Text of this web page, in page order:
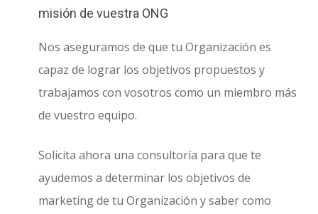
misión de vuestra ONG
Nos aseguramos de que tu Organización es
capaz de lograr los objetivos propuestos y
trabajamos con vosotros como un miembro más
de vuestro equipo.
Solicita ahora una consultoría para que te
ayudemos a determinar los objetivos de
marketing de tu Organización y saber como